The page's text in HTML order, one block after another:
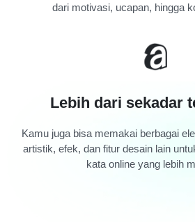
dari motivasi, ucapan, hingga
Lebih dari sekadar
Kamu juga bisa memakai berbagai
artistik, efek, dan fitur desain lain
kata online yang lebih